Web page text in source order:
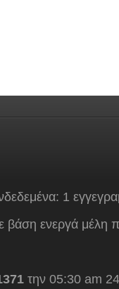
1
βάση ενεργά μέλη
την 05:30 am